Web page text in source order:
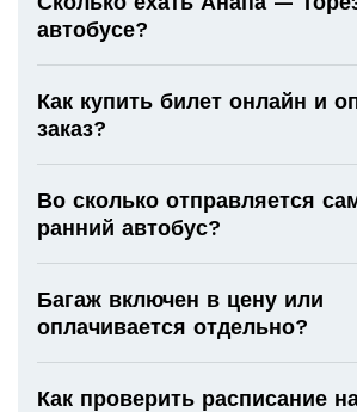
автобусе?
Как купить билет онлайн и
заказ?
Во сколько отправляется
ранний автобус?
Багаж включен в цену или
оплачивается отдельно?
Как проверить расписание